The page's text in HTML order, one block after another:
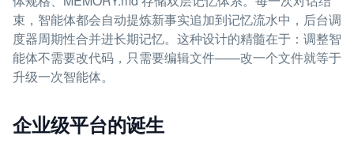
束，智能体都会自动提炼新事实追加到记忆流水中，后台调
度器周期性合并进长期记忆。这种设计的精髓在于：调整智
能体不需要改代码，只需要编辑文件——改一个文件就等于
升级一次智能体。
企业级平台的诞生